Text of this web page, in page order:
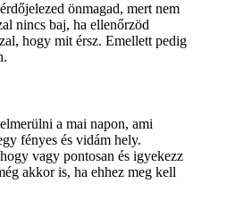
önmagad, mert nem
nincs baj, ha ellenőrzöd
hogy mit érsz. Emellett pedig
a mai napon, ami
fényes és vidám hely.
vagy pontosan és igyekezz
akkor is, ha ehhez meg kell